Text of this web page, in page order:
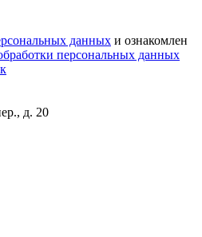
данных и ознакомлен
персональных данных
д. 20